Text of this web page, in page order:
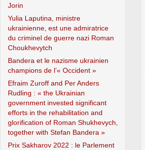
Jorin
Yulia Laputina, ministre
ukrainienne, est une admiratrice
du criminel de guerre nazi Roman
Choukhevytch
Bandera et le nazisme ukrainien
champions de l’« Occident »
Efraim Zuroff and Per Anders
Rudling : « the Ukrainian
government invested significant
efforts in the rehabilitation and
glorification of Roman Shukhevych,
together with Stefan Bandera »
Prix Sakharov 2022 : le Parlement